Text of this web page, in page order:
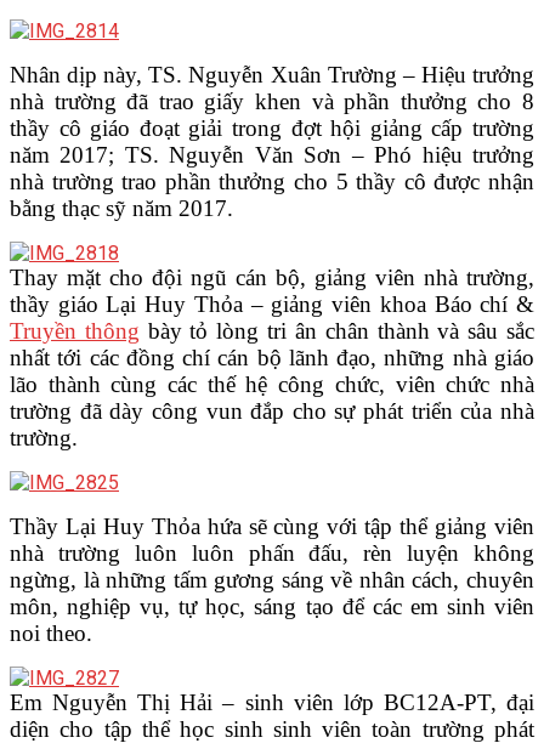
Nhân dịp này, TS. Nguyễn Xuân Trường – Hiệu trưởng
nhà trường đã trao giấy khen và phần thưởng cho 8
thầy cô giáo đoạt giải trong đợt hội giảng cấp trường
năm 2017; TS. Nguyễn Văn Sơn – Phó hiệu trưởng
nhà trường trao phần thưởng cho 5 thầy cô được nhận
bằng thạc sỹ năm 2017.
Thay mặt cho đội ngũ cán bộ, giảng viên nhà trường,
thầy giáo Lại Huy Thỏa – giảng viên khoa Báo chí &
Truyền thông bày tỏ lòng tri ân chân thành và sâu sắc
nhất tới các đồng chí cán bộ lãnh đạo, những nhà giáo
lão thành cùng các thế hệ công chức, viên chức nhà
trường đã dày công vun đắp cho sự phát triển của nhà
trường.
Thầy Lại Huy Thỏa hứa sẽ cùng với tập thể giảng viên
nhà trường luôn luôn phấn đấu, rèn luyện không
ngừng, là những tấm gương sáng về nhân cách, chuyên
môn, nghiệp vụ, tự học, sáng tạo để các em sinh viên
noi theo.
Em Nguyễn Thị Hải – sinh viên lớp BC12A-PT, đại
diện cho tập thể học sinh sinh viên toàn trường phát